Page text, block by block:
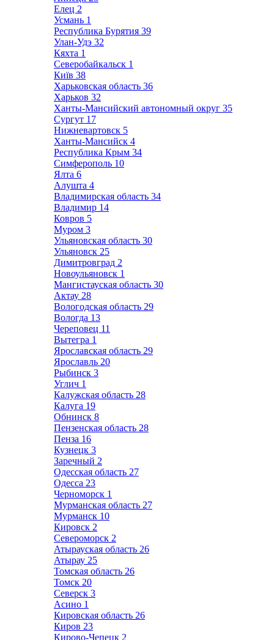
Елец 2
Усмань 1
Республика Бурятия 39
Улан-Удэ 32
Кяхта 1
Северобайкальск 1
Київ 38
Харьковская область 36
Харьков 32
Ханты-Мансийский автономный округ 35
Сургут 17
Нижневартовск 5
Ханты-Мансийск 4
Республика Крым 34
Симферополь 10
Ялта 6
Алушта 4
Владимирская область 34
Владимир 14
Ковров 5
Муром 3
Ульяновская область 30
Ульяновск 25
Димитровград 2
Новоульяновск 1
Мангистауская область 30
Актау 28
Вологодская область 29
Вологда 13
Череповец 11
Вытегра 1
Ярославская область 29
Ярославль 20
Рыбинск 3
Углич 1
Калужская область 28
Калуга 19
Обнинск 8
Пензенская область 28
Пенза 16
Кузнецк 3
Заречный 2
Одесская область 27
Одесса 23
Черноморск 1
Мурманская область 27
Мурманск 10
Кировск 2
Североморск 2
Атырауская область 26
Атырау 25
Томская область 26
Томск 20
Северск 3
Асино 1
Кировская область 26
Киров 23
Кирово-Чепецк 2